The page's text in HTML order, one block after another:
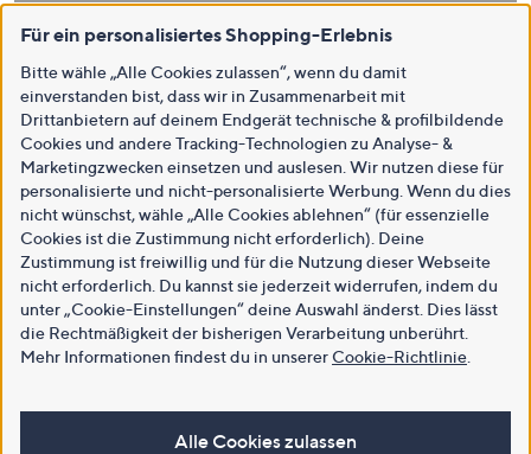
Für ein personalisiertes Shopping-Erlebnis
Bitte wähle „Alle Cookies zulassen“, wenn du damit
einverstanden bist, dass wir in Zusammenarbeit mit
Drittanbietern auf deinem Endgerät technische & profilbildende
Cookies und andere Tracking-Technologien zu Analyse- &
Marketingzwecken einsetzen und auslesen. Wir nutzen diese für
personalisierte und nicht-personalisierte Werbung. Wenn du dies
nicht wünschst, wähle „Alle Cookies ablehnen“ (für essenzielle
Cookies ist die Zustimmung nicht erforderlich). Deine
Zustimmung ist freiwillig und für die Nutzung dieser Webseite
nicht erforderlich. Du kannst sie jederzeit widerrufen, indem du
unter „Cookie-Einstellungen“ deine Auswahl änderst. Dies lässt
die Rechtmäßigkeit der bisherigen Verarbeitung unberührt.
Mehr Informationen findest du in unsererCookie-Richtlinie
Alle Cookies zulassen